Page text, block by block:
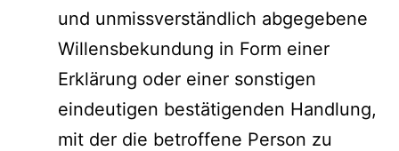
und unmissverständlich abgegebene
Willensbekundung in Form einer
Erklärung oder einer sonstigen
eindeutigen bestätigenden Handlung,
mit der die betroffene Person zu